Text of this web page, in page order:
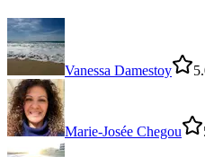
Vanessa Damestoy
Marie-Josée Chegou